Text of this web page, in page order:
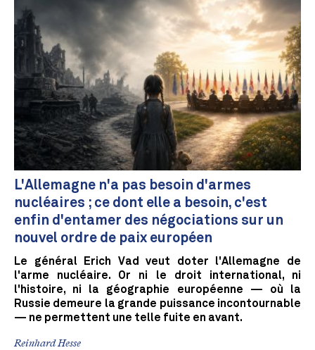
L'Allemagne n'a pas besoin d'armes
nucléaires ; ce dont elle a besoin, c'est
enfin d'entamer des négociations sur un
nouvel ordre de paix européen
Le général Erich Vad veut doter l'Allemagne de
l'arme nucléaire. Or ni le droit international, ni
l'histoire, ni la géographie européenne — où la
Russie demeure la grande puissance incontournable
— ne permettent une telle fuite en avant.
Reinhard Hesse